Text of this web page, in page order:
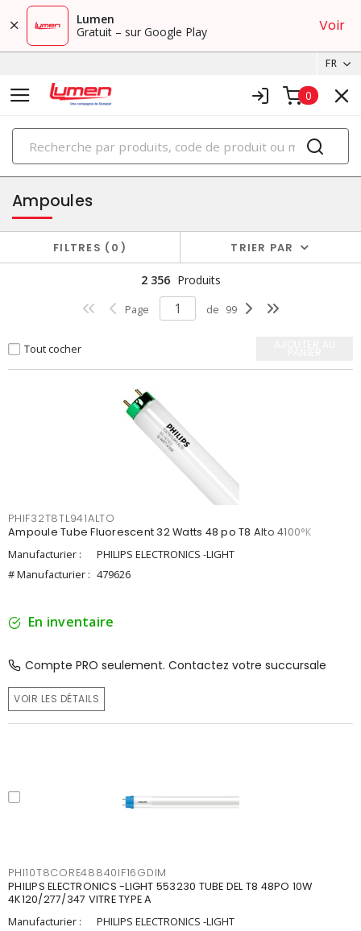
Lumen
Gratuit – sur Google Play
Voir
FR
0
PRODUITS
éclairage
Ampoules
FILTRES 0 TRIER PAR
2 356 Produits
Page de 99
Tout cocher
PHIF32T8TL941ALTO
Ampoule Tube Fluorescent 32 Watts 48 po T8 Alto 4100°K
Manufacturier :
PHILIPS ELECTRONICS -LIGHT
# Manufacturier : 479626
En inventaire
Compte PRO seulement. Contactez votre succursale
VOIR LES DÉTAILS
PHI10T8CORE48840IF16GDIM
PHILIPS ELECTRONICS -LIGHT 553230 TUBE DEL T8 48PO 10W
4K120/277/347 VITRE TYPE A
Manufacturier :
PHILIPS ELECTRONICS -LIGHT